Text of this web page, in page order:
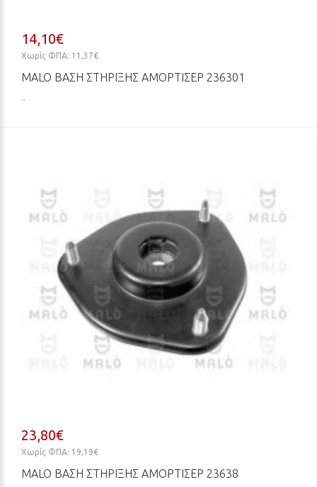
14,10€
Χωρίς ΦΠΑ: 11,37€
MALO ΒΆΣΗ ΣΤΉΡΙΞΗΣ ΑΜΟΡΤΙΣΈΡ 236301
..
23,80€
Χωρίς ΦΠΑ: 19,19€
MALO ΒΆΣΗ ΣΤΉΡΙΞΗΣ ΑΜΟΡΤΙΣΈΡ 23638